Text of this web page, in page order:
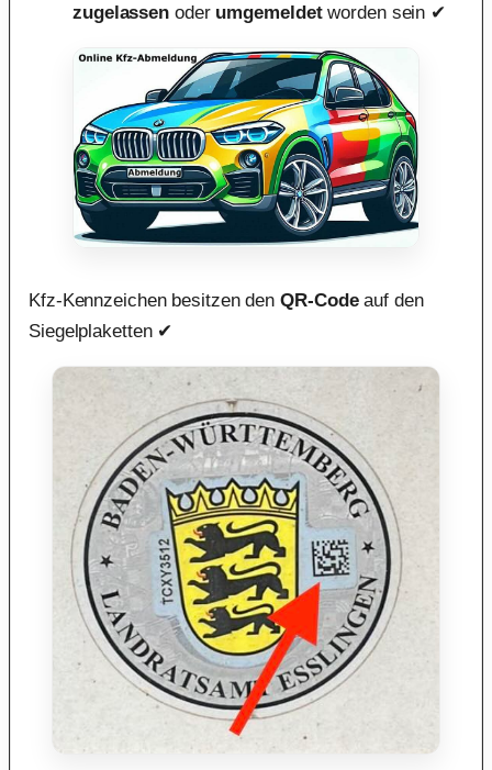
zugelassen oder umgemeldetworden sein ✔︎
Kfz-Kennzeichen besitzen denQR-Codeauf den
Siegelplaketten ✔︎